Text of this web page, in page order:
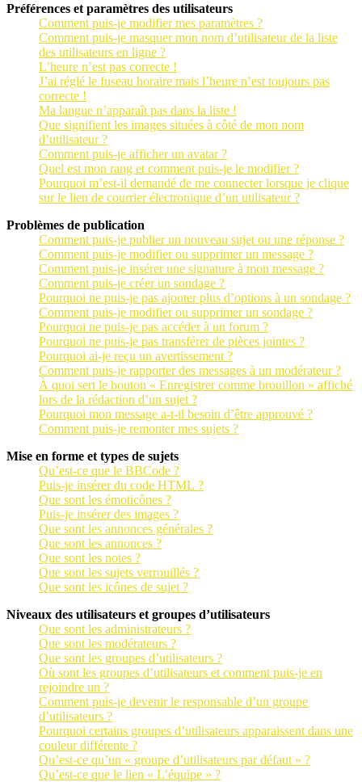
Préférences et paramètres des utilisateurs
Comment puis-je modifier mes paramètres ?
Comment puis-je masquer mon nom d’utilisateur de la liste
des utilisateurs en ligne ?
L’heure n’est pas correcte !
J’ai réglé le fuseau horaire mais l’heure n’est toujours pas
correcte !
Ma langue n’apparaît pas dans la liste !
Que signifient les images situées à côté de mon nom
d’utilisateur ?
Comment puis-je afficher un avatar ?
Quel est mon rang et comment puis-je le modifier ?
Pourquoi m’est-il demandé de me connecter lorsque je clique
sur le lien de courrier électronique d’un utilisateur ?
Problèmes de publication
Comment puis-je publier un nouveau sujet ou une réponse ?
Comment puis-je modifier ou supprimer un message ?
Comment puis-je insérer une signature à mon message ?
Comment puis-je créer un sondage ?
Pourquoi ne puis-je pas ajouter plus d’options à un sondage ?
Comment puis-je modifier ou supprimer un sondage ?
Pourquoi ne puis-je pas accéder à un forum ?
Pourquoi ne puis-je pas transférer de pièces jointes ?
Pourquoi ai-je reçu un avertissement ?
Comment puis-je rapporter des messages à un modérateur ?
À quoi sert le bouton « Enregistrer comme brouillon » affiché
lors de la rédaction d’un sujet ?
Pourquoi mon message a-t-il besoin d’être approuvé ?
Comment puis-je remonter mes sujets ?
Mise en forme et types de sujets
Qu’est-ce que le BBCode ?
Puis-je insérer du code HTML ?
Que sont les émoticônes ?
Puis-je insérer des images ?
Que sont les annonces générales ?
Que sont les annonces ?
Que sont les notes ?
Que sont les sujets verrouillés ?
Que sont les icônes de sujet ?
Niveaux des utilisateurs et groupes d’utilisateurs
Que sont les administrateurs ?
Que sont les modérateurs ?
Que sont les groupes d’utilisateurs ?
Où sont les groupes d’utilisateurs et comment puis-je en
rejoindre un ?
Comment puis-je devenir le responsable d’un groupe
d’utilisateurs ?
Pourquoi certains groupes d’utilisateurs apparaissent dans une
couleur différente ?
Qu’est-ce qu’un « groupe d’utilisateurs par défaut » ?
Qu’est-ce que le lien « L’équipe » ?